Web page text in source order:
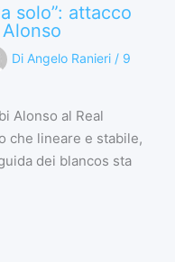
solo”: attacco
Di Angelo Ranieri / 9
Alonso al Real
che lineare e stabile,
dei blancos sta